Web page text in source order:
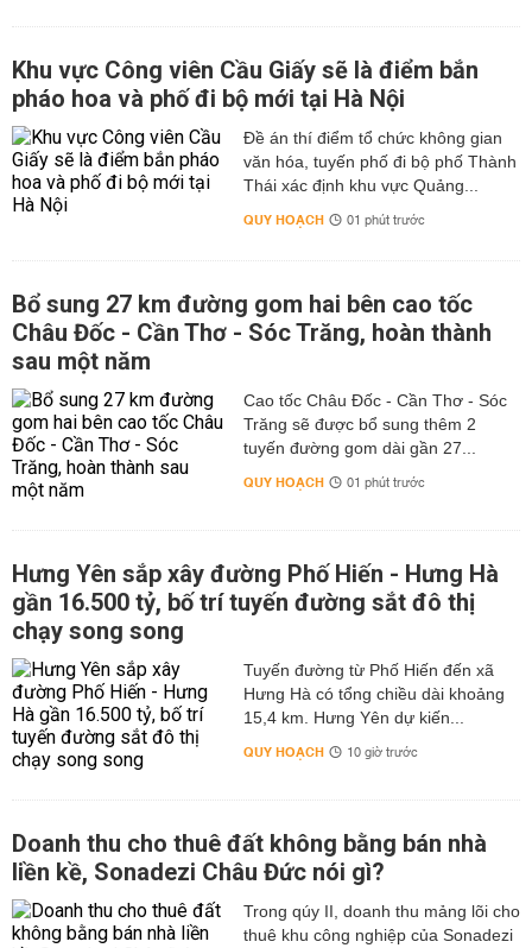
Khu vực Công viên Cầu Giấy sẽ là điểm bắn
pháo hoa và phố đi bộ mới tại Hà Nội
Đề án thí điểm tổ chức không gian
văn hóa, tuyến phố đi bộ phố Thành
Thái xác định khu vực Quảng...
QUY HOẠCH 01 phút trước
Bổ sung 27 km đường gom hai bên cao tốc
Châu Đốc - Cần Thơ - Sóc Trăng, hoàn thành
sau một năm
Cao tốc Châu Đốc - Cần Thơ - Sóc
Trăng sẽ được bổ sung thêm 2
tuyến đường gom dài gần 27...
QUY HOẠCH 01 phút trước
Hưng Yên sắp xây đường Phố Hiến - Hưng Hà
gần 16.500 tỷ, bố trí tuyến đường sắt đô thị
chạy song song
Tuyến đường từ Phố Hiến đến xã
Hưng Hà có tổng chiều dài khoảng
15,4 km. Hưng Yên dự kiến...
QUY HOẠCH 10 giờ trước
Doanh thu cho thuê đất không bằng bán nhà
liền kề, Sonadezi Châu Đức nói gì?
Trong qúy II, doanh thu mảng lõi cho
thuê khu công nghiệp của Sonadezi